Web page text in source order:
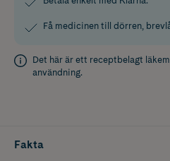
Få medicinen till dörren,
Det här är ett receptbelagt
användning.
Fakta